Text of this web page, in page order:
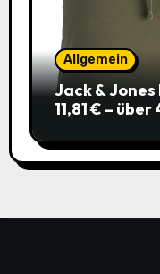
Allgemein
Jack &
11,81 € –